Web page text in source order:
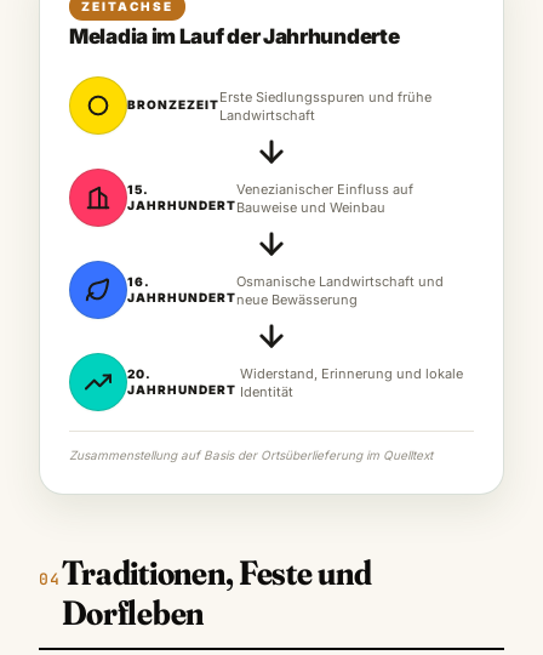
ZEITACHSE
Meladia im Lauf der Jahrhunderte
BRONZEZEITErste Siedlungsspuren und frühe
Landwirtschaft
15.
JAHRHUNDERT
Venezianischer Einfluss auf
Bauweise und Weinbau
16.
JAHRHUNDERT
Osmanische Landwirtschaft und
neue Bewässerung
20.
JAHRHUNDERT
Widerstand, Erinnerung und lokale
Identität
Zusammenstellung auf Basis der Ortsüberlieferung im Quelltext
Traditionen, Feste und
Dorfleben